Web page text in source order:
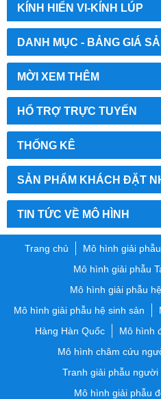
KÍNH HIỂN VI-KÍNH LÚP
DANH MỤC - BẢNG GIÁ
MỜI XEM THÊM
HỔ TRỢ TRỰC TUYẾN
THỐNG KÊ
SẢN PHẨM KHÁCH ĐẶT
TIN TỨC VỀ MÔ HÌNH
Trang chủ Mô hình giải phẫu
Mô hình giải phẫu
Mô hình giải phẫu
Mô hình giải phẫu hệ sinh sản
Hàng Hàn Quốc
Mô hình
Mô hình châm cứu
Tranh giải phẫu người
Mô hình giải phẫu